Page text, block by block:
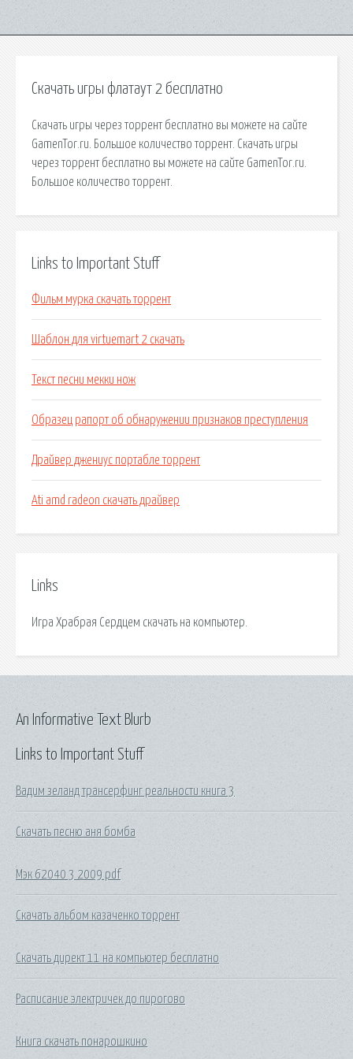
Скачать игры флатаут 2 бесплатно
Скачать игры через торрент бесплатно вы можете на сайте
GamenTor.ru. Большое количество торрент. Скачать игры
через торрент бесплатно вы можете на сайте GamenTor.ru.
Большое количество торрент.
Links to Important Stuff
Фильм мурка скачать торрент
Шаблон для virtuemart 2 скачать
Текст песни мекки нож
Образец рапорт об обнаружении признаков преступления
Драйвер джениус портабле торрент
Ati amd radeon скачать драйвер
Links
Игра Храбрая Сердцем скачать на компьютер.
Links to Important Stuff
Вадим зеланд трансерфинг реальности книга 3
Скачать песню аня бомба
Мэк 62040 3 2009 pdf
Скачать альбом казаченко торрент
Скачать директ 11 на компьютер бесплатно
Расписание электричек до пирогово
Книга скачать понарошкино
An Informative Text Blurb